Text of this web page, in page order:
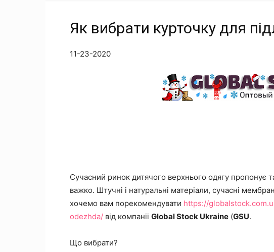
Як вибрати курточку для
11-23-2020
Сучасний ринок дитячого верхнього одягу пропонує
важко. Штучні і натуральні матеріали, сучасні
хочемо вам порекомендувати https://
odezhda/ від компаніі Global Stock Ukraine (GSU.
Що вибрати?